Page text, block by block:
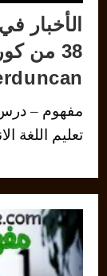
38 من
تعليم اللغة